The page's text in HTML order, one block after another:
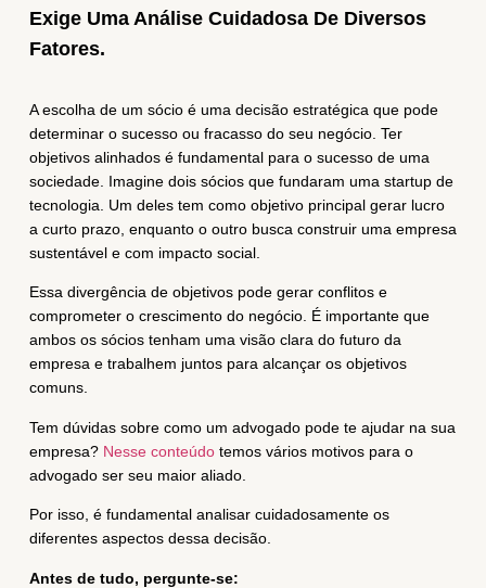
Exige Uma Análise Cuidadosa De Diversos
Fatores.
A escolha de um sócio é uma decisão estratégica que pode
determinar o sucesso ou fracasso do seu negócio. Ter
objetivos alinhados é fundamental para o sucesso de uma
sociedade. Imagine dois sócios que fundaram uma startup de
tecnologia. Um deles tem como objetivo principal gerar lucro
a curto prazo, enquanto o outro busca construir uma empresa
sustentável e com impacto social.
Essa divergência de objetivos pode gerar conflitos e
comprometer o crescimento do negócio. É importante que
ambos os sócios tenham uma visão clara do futuro da
empresa e trabalhem juntos para alcançar os objetivos
comuns.
Tem dúvidas sobre como um advogado pode te ajudar na sua
empresa? Nesse conteúdotemos vários motivos para o
advogado ser seu maior aliado.
Por isso, é fundamental analisar cuidadosamente os
diferentes aspectos dessa decisão.
Antes de tudo, pergunte-se: